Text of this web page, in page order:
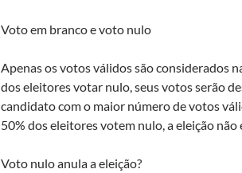
Voto em branco e voto nulo
Apenas os votos válidos são considerados
dos eleitores votar nulo, seus votos serão
candidato com o maior número de votos
50% dos eleitores votem nulo, a eleição não
Voto nulo anula a eleição?